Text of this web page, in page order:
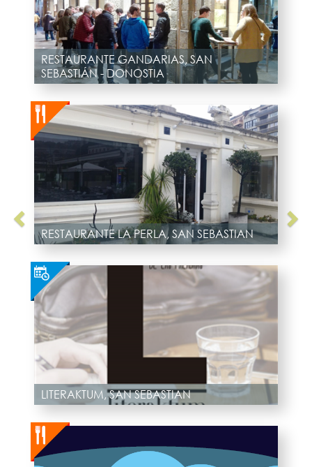
RESTAURANTE GANDARIAS, SAN
SEBASTIÁN - DONOSTIA
RESTAURANTE LA PERLA, SAN SEBASTIAN
LITERAKTUM, SAN SEBASTIAN